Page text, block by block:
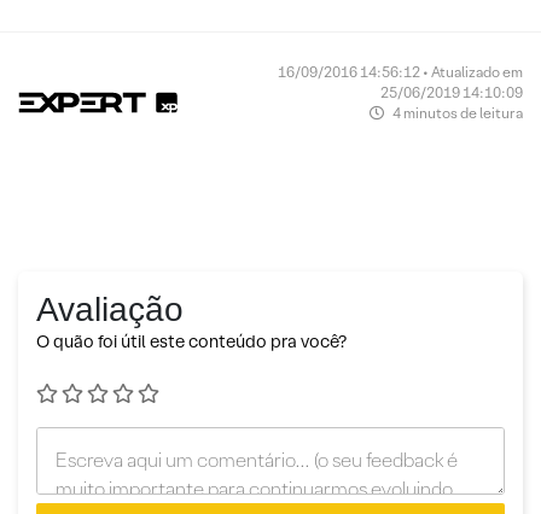
16/09/2016 14:56:12 • Atualizado em
25/06/2019 14:10:09
4 minutos de leitura
Avaliação
O quão foi útil este conteúdo pra você?